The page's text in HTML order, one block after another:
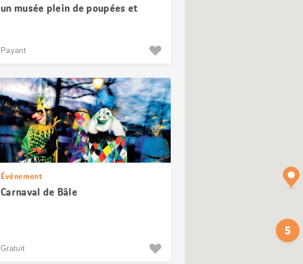
un musée plein de poupées et
Payant
Événement
Carnaval de Bâle
Gratuit
5